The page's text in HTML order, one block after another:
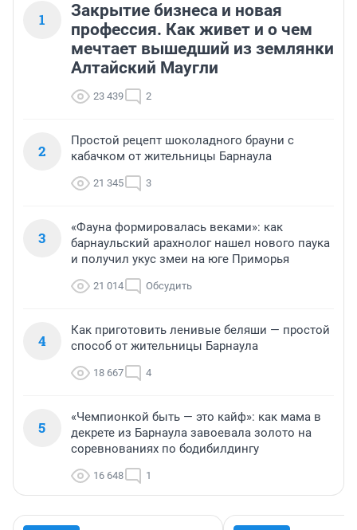
1
Закрытие бизнеса и новая
профессия. Как живет и о чем
мечтает вышедший из землянки
Алтайский Маугли
23 439 2
2
Простой рецепт шоколадного брауни с
кабачком от жительницы Барнаула
21 345 3
3
«Фауна формировалась веками»: как
барнаульский арахнолог нашел нового паука
и получил укус змеи на юге Приморья
21 014 Обсудить
4
Как приготовить ленивые беляши — простой
способ от жительницы Барнаула
18 667 4
5
«Чемпионкой быть — это кайф»: как мама в
декрете из Барнаула завоевала золото на
соревнованиях по бодибилдингу
16 648 1